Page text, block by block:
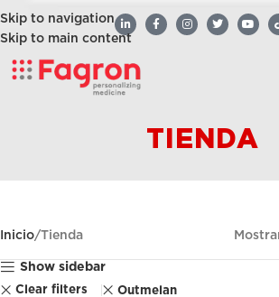
Skip to navigation
Skip to main content
TIENDA
Inicio Tienda
Show sidebar
Clear filters
Outmelan